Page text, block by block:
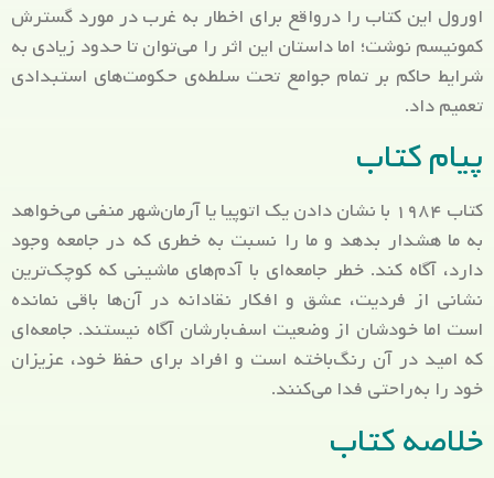
اورول این کتاب را درواقع برای اخطار به غرب در مورد گسترش
کمونیسم نوشت؛ اما داستان این اثر را می‌توان تا حدود زیادی به
شرایط حاکم بر تمام جوامع تحت سلطه‌ی حکومت‌های استبدادی
تعمیم داد.
پیام کتاب
کتاب ۱۹۸۴ با نشان دادن یک اتوپیا یا آرمان‌شهر منفی می‌خواهد
به ما هشدار بدهد و ما را نسبت به خطری که در جامعه وجود
دارد، آگاه کند. خطر جامعه‌ای با آدم‌های ماشینی که کوچک‌ترین
نشانی از فردیت، عشق و افکار نقادانه در آن‌ها باقی نمانده
است اما خودشان از وضعیت اسف‌بارشان آگاه نیستند. جامعه‌ای
که امید در آن رنگ‌باخته است و افراد برای حفظ خود، عزیزان
خود را به‌راحتی فدا می‌کنند.
خلاصه کتاب